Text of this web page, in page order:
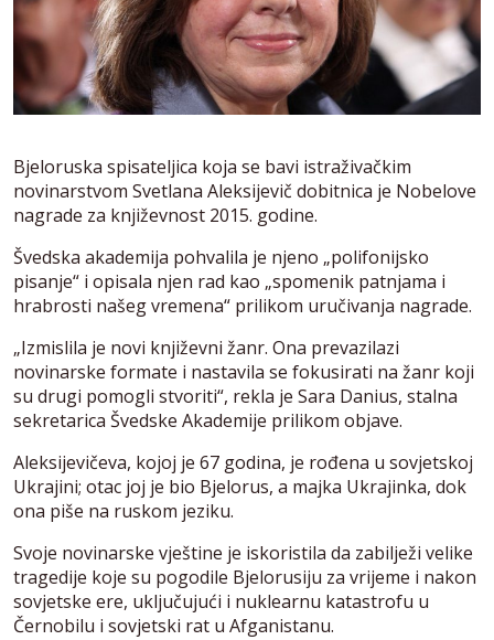
Bjeloruska spisateljica koja se bavi istraživačkim
novinarstvom Svetlana Aleksijevič dobitnica je Nobelove
nagrade za književnost 2015. godine.
Švedska akademija pohvalila je njeno „polifonijsko
pisanje“ i opisala njen rad kao „spomenik patnjama i
hrabrosti našeg vremena“ prilikom uručivanja nagrade.
„Izmislila je novi književni žanr. Ona prevazilazi
novinarske formate i nastavila se fokusirati na žanr koji
su drugi pomogli stvoriti“, rekla je Sara Danius, stalna
sekretarica Švedske Akademije prilikom objave.​
Aleksijevičeva, kojoj je 67 godina, je rođena u sovjetskoj
Ukrajini; otac joj je bio Bjelorus, a majka Ukrajinka, dok
ona piše na ruskom jeziku.
Svoje novinarske vještine je iskoristila da zabilježi velike
tragedije koje su pogodile Bjelorusiju za vrijeme i nakon
sovjetske ere, uključujući i nuklearnu katastrofu u
Černobilu i sovjetski rat u Afganistanu.